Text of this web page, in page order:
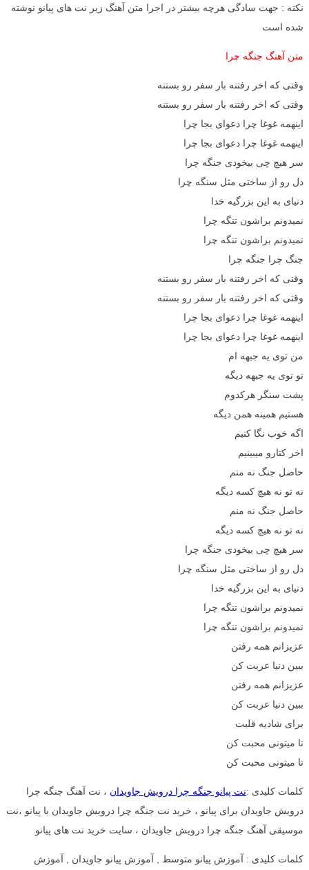
نکته : جهت سادگی هرچه بیشتر در اجرا متن آهنگ زیر نت های پیانو نوشته
شده است
متن آهنگ جنگه چرا
وقتی که اخر رفتنه بار سفر رو بستنه
وقتی که اخر رفتنه بار سفر رو بستنه
اینهمه غوغا چرا دعوای بجا چرا
اینهمه غوغا چرا دعوای بجا چرا
سر هیچ چی بیخودی جنگه چرا
دل رو از ساختی مثل سنگه چرا
دنیای به این بزرگیه خدا
نمیدونم براشون تنگه چرا
نمیدونم براشون تنگه چرا
جنگ چرا جنگه چرا
وقتی که اخر رفتنه بار سفر رو بستنه
وقتی که اخر رفتنه بار سفر رو بستنه
اینهمه غوغا چرا دعوای بجا چرا
اینهمه غوغا چرا دعوای بجا چرا
من توی یه جبهه ام
تو توی یه جبهه دیگه
پشت سنگر هرکدوم
هستیم همینه همن دیگه
اگه خوب نگا کنیم
اخر کتارو میبینیم
حاصل جنگ نه منم
نه تو نه هیچ کسه دیگه
حاصل جنگ نه منم
نه تو نه هیچ کسه دیگه
سر هیچ چی بیخودی جنگه چرا
دل رو از ساختی مثل سنگه چرا
دنیای به این بزرگیه خدا
نمیدونم براشون تنگه چرا
نمیدونم براشون تنگه چرا
عزیزانم همه رفتن
ببین دنیا عربت کن
عزیزانم همه رفتن
ببین دنیا عربت کن
برای شادیه قلبت
تا میتونی محبت کن
تا میتونی محبت کن
کلمات کلیدی :نت پیانو جنگه چرا درویش جاویدان ، نت آهنگ جنگه چرا
درویش جاویدان برای پیانو ، خرید نت جنگه چرا درویش جاویدان با پیانو ،نت
موسیقی آهنگ جنگه چرا درویش جاویدان ، سایت خرید نت های پیانو
کلمات کلیدی : آموزش پیانو متوسط , آموزش پیانو جاویدان , آموزش